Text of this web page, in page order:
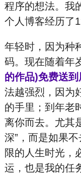
程序的想法。我
个人博客经历了
年轻时，因为种
码。现在随着年
的作品)免费送
法越强烈，因为
的手里；到年老
离你而去。尤其
深”，而是如果
限的人生时光，
运，也是我的